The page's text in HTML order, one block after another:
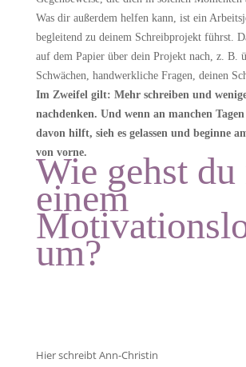
Was dir außerdem helfen kann, ist ein
begleitend zu deinem Schreibprojekt führst.
auf dem Papier über dein Projekt nach, z. B.
Schwächen, handwerkliche Fragen, deinen
Im Zweifel gilt: Mehr schreiben und
nachdenken. Und wenn an manchen
davon hilft, sieh es gelassen und beginne
von vorne.
Wie gehst
einem
um?
Hier schreibt Ann-Christin